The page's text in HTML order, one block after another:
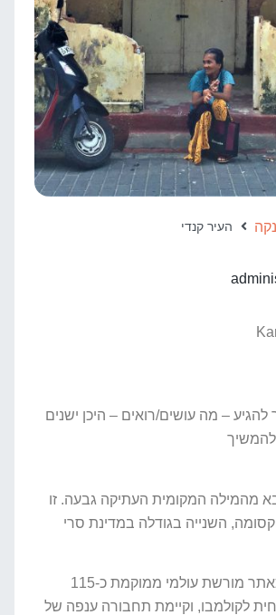
העיר קנדי
להגיע – מה עושים/רואים – היכן ישנים
מהמילה המקומית העתיקה גבעה. זו
השנייה בגודלה במדינת סרי
העיר המוכרת כאתר מורשת עולמי ממוקמת כ-115
לקולמבו, וקיימת תחבורה ענפה של